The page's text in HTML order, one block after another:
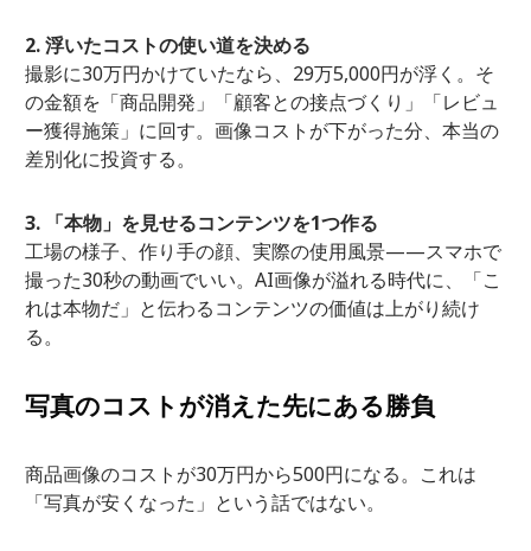
2. 浮いたコストの使い道を決める
撮影に30万円かけていたなら、29万5,000円が浮く。そ
の金額を「商品開発」「顧客との接点づくり」「レビュ
ー獲得施策」に回す。画像コストが下がった分、本当の
差別化に投資する。
3. 「本物」を見せるコンテンツを1つ作る
工場の様子、作り手の顔、実際の使用風景——スマホで
撮った30秒の動画でいい。AI画像が溢れる時代に、「こ
れは本物だ」と伝わるコンテンツの価値は上がり続け
る。
写真のコストが消えた先にある勝負
商品画像のコストが30万円から500円になる。これは
「写真が安くなった」という話ではない。